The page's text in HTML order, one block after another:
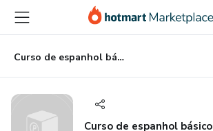
para
conteúdo
principal
para
pagamento
para
rodapé
Curso de espanhol básico
Curso de espanhol básico